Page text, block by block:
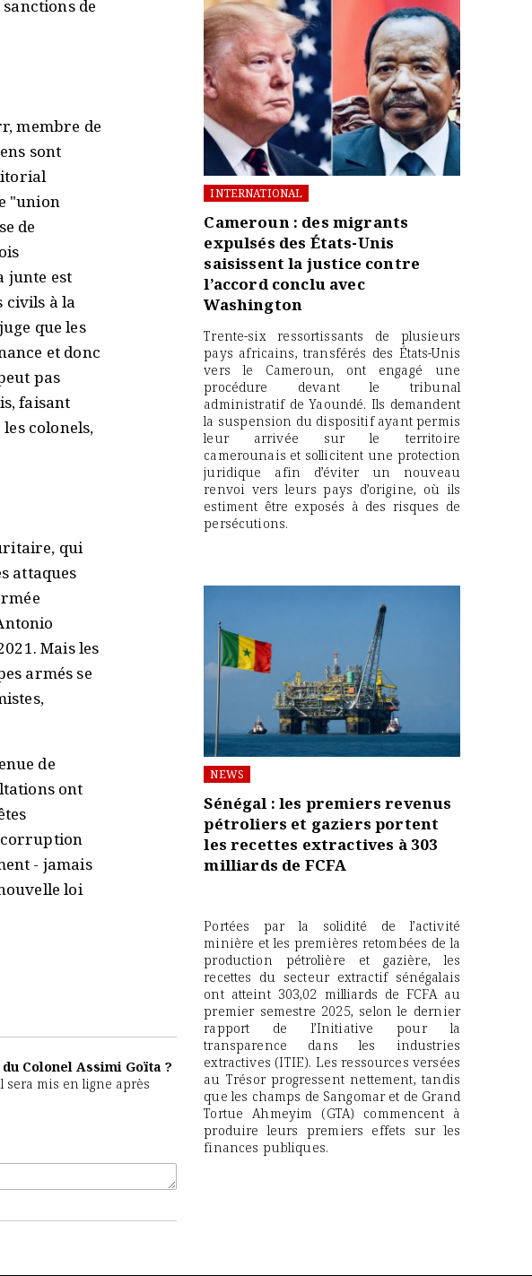
de
membre de
sont
"union
de
junte est
civils à la
que les
et donc
pas
faisant
colonels,
qui
attaques
Mais les
armés se
de
ont
corruption
- jamais
loi
Colonel Assimi Goïta ?
sera mis en ligne après
INTERNATIONAL
Cameroun : des migrants
expulsés des États-Unis
saisissent la justice contre
l’accord conclu avec
Washington
Trente-six ressortissants de plusieurs
pays africains, transférés des États-Unis
vers le Cameroun, ont engagé une
procédure devant le tribunal
administratif de Yaoundé. Ils demandent
la suspension du dispositif ayant permis
leur arrivée sur le territoire
camerounais et sollicitent une protection
juridique afin d’éviter un nouveau
renvoi vers leurs pays d’origine, où ils
estiment être exposés à des risques de
persécutions.
NEWS
Sénégal : les premiers revenus
pétroliers et gaziers portent
les recettes extractives à 303
milliards de FCFA
Portées par la solidité de l’activité
minière et les premières retombées de la
production pétrolière et gazière, les
recettes du secteur extractif sénégalais
ont atteint 303,02 milliards de FCFA au
premier semestre 2025, selon le dernier
rapport de l’Initiative pour la
transparence dans les industries
extractives (ITIE). Les ressources versées
au Trésor progressent nettement, tandis
que les champs de Sangomar et de Grand
Tortue Ahmeyim (GTA) commencent à
produire leurs premiers effets sur les
finances publiques.